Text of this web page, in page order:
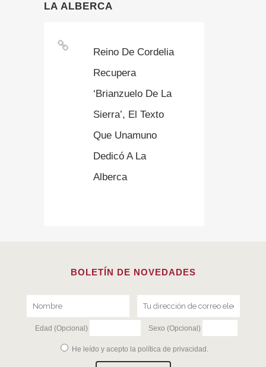
LA ALBERCA
Reino De Cordelia
Recupera
‘Brianzuelo De La
Sierra’, El Texto
Que Unamuno
Dedicó A La
Alberca
BOLETÍN DE NOVEDADES
Edad (Opcional) Sexo (Opcional)
He leído y acepto la política de privacidad .